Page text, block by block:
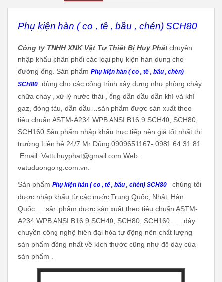
Phụ kiện hàn ( co , tê , bầu , chén) SCH80
Công ty TNHH XNK Vật Tư Thiết Bị Huy Phát chuyên
nhập khẩu phân phối các loại phụ kiện hàn dung cho
đường ống. Sản phẩm Phụ kiện hàn ( co , tê , bầu , chén)
SCH80 dùng cho các công trình xây dựng như phòng cháy
chữa cháy , xử lý nước thải , ống dẫn dầu dẫn khí và khí
gaz, đóng tàu, dẫn dầu…sản phẩm được sản xuất theo
tiêu chuẩn ASTM-A234 WPB ANSI B16.9 SCH40, SCH80,
SCH160.Sản phẩm nhập khẩu trực tiếp nên giá tốt nhất thị
trường Liên hệ 24/7 Mr Dũng 0909651167- 0981 64 31 81
Email: Vattuhuyphat@gmail.com Web:
vatuduongong.com.vn.
Sản phẩm Phụ kiện hàn ( co , tê , bầu , chén) SCH80
chúng tôi
được nhập khẩu từ các nước Trung Quốc, Nhật, Hàn
Quốc…. sản phẩm được sản xuất theo tiêu chuẩn ASTM-
A234 WPB ANSI B16.9 SCH40, SCH80, SCH160……dây
chuyền công nghệ hiên đại hóa tự động nên chất lượng
sản phẩm đồng nhất về kích thước cũng như độ dày của
sản phẩm .